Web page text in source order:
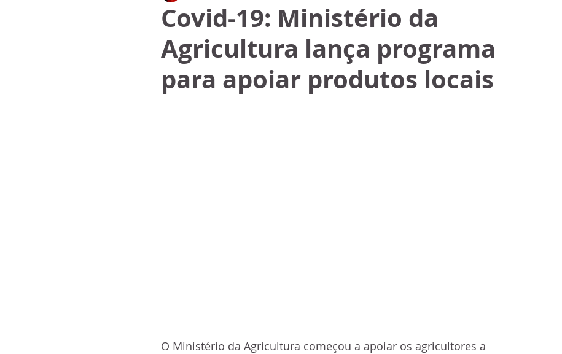
Covid-19: Ministério da
Agricultura lança programa
para apoiar produtos locais
O Ministério da Agricultura começou a apoiar os agricultores a